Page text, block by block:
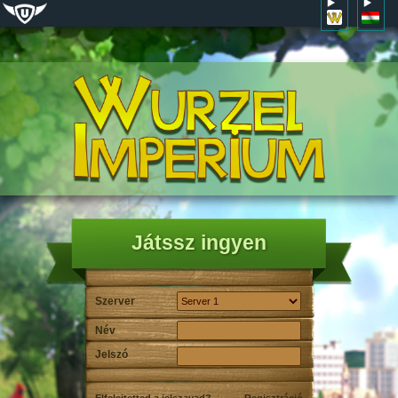
Játssz ingyen
Szerver
Név
Jelszó